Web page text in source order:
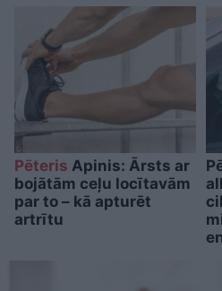
Pēteris Apinis: Ārsts ar
bojātām ceļu locītavām
par to – kā apturēt
artrītu